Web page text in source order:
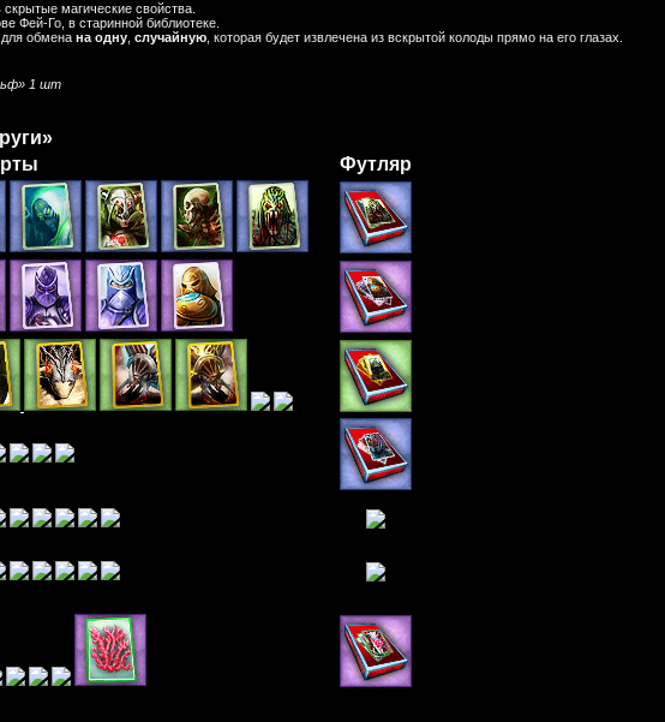
магические свойства.
Фей-Го, в старинной библиотеке.
обмена на одну случайную , которая будет извлечена из вскрытой колоды прямо на его глазах.
1­ шт
Футляр